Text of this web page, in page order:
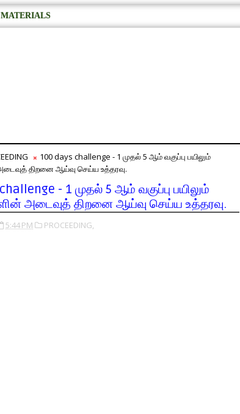
100 days challenge - 1 முதல் 5 ஆம் வகுப்பு பயிலும்
திறனை ஆய்வு செய்ய உத்தரவு.
- 1 முதல் 5 ஆம் வகுப்பு பயிலும்
அடைவுத் திறனை ஆய்வு செய்ய உத்தரவு.
5:44 PM PROCEEDING,